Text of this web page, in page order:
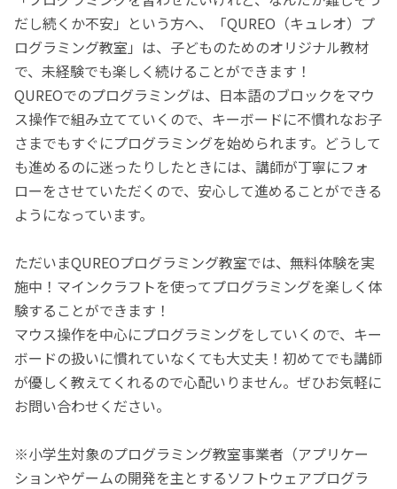
だし続くか不安」という方へ、「QUREO（キュレオ）プ
ログラミング教室」は、子どものためのオリジナル教材
で、未経験でも楽しく続けることができます！
QUREOでのプログラミングは、日本語のブロックをマウ
ス操作で組み立てていくので、キーボードに不慣れなお子
さまでもすぐにプログラミングを始められます。どうして
も進めるのに迷ったりしたときには、講師が丁寧にフォ
ローをさせていただくので、安心して進めることができる
ようになっています。
ただいまQUREOプログラミング教室では、無料体験を実
施中！マインクラフトを使ってプログラミングを楽しく体
験することができます！
マウス操作を中心にプログラミングをしていくので、キー
ボードの扱いに慣れていなくても大丈夫！初めてでも講師
が優しく教えてくれるので心配いりません。ぜひお気軽に
お問い合わせください。
※小学生対象のプログラミング教室事業者（アプリケー
ションやゲームの開発を主とするソフトウェアプログラ